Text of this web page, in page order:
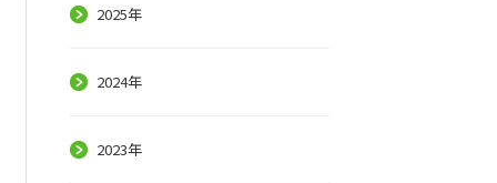
2025年
2024年
2023年